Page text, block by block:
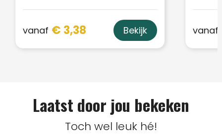
vanaf € 3,38 Bekijk vanaf
Laatst door jou bekeken
Toch wel leuk hé!